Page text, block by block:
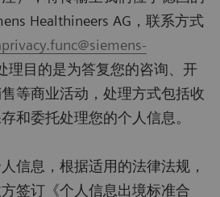
Healthineers AG，联系方式
理目的是为答复您的咨询、开
等商业活动，处理方式包括收
和委托处理您的个人信息。
信息，根据适用的法律法规，
签订《个人信息出境标准合